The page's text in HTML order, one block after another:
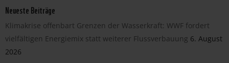
Neueste Beiträge
Klimakrise offenbart Grenzen der Wasserkraft: WWF fordert
vielfältigen Energiemix statt weiterer Flussverbauung 6. August
2026